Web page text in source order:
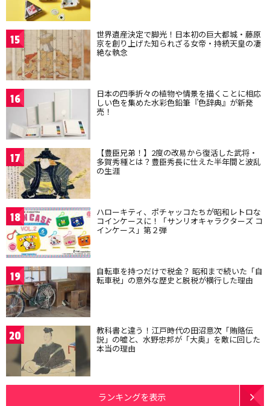
15 世界遺産決定で脚光！日本初の巨大都城・藤原
京を創り上げた知られざる女帝・持統天皇の凄
絶な執念
16 日本の四季折々の植物や情景を描くことに相応
しい色を集めた水彩色鉛筆『色辞典』が新発
売！
17 【豊臣兄弟！】2度の改易から復活した武将・
多賀秀種とは？豊臣秀長に仕えた半年間と波乱
の生涯
18 ハローキティ、ポチャッコたちが昭和レトロな
コインケースに！「サンリオキャラクターズ コ
インケース」第２弾
19 自転車を持つだけで税金？ 昭和まで続いた「自
転車税」の意外な歴史と脱税が横行した理由
20 教科書と違う！江戸時代の田沼意次「賄賂伝
説」の嘘と、水野忠邦が「大奥」を敵に回した
本当の理由
ランキングを表示